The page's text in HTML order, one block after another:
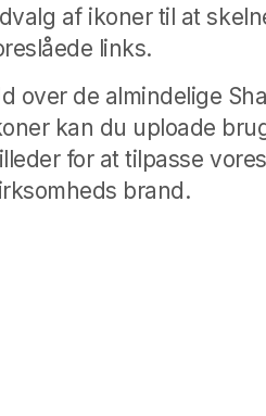
af ikoner til at
links.
over de almindelige
kan du uploade
for at tilpasse
brand.